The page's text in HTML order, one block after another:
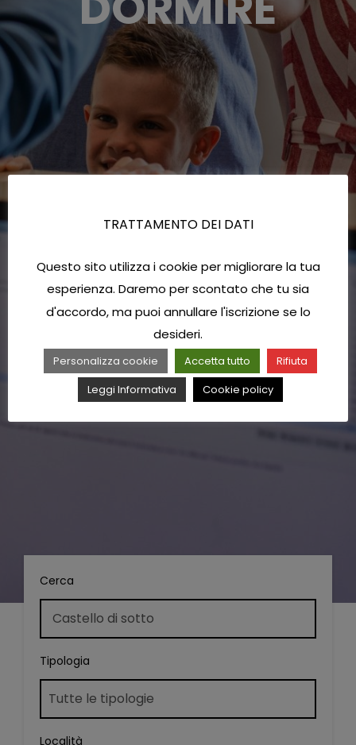
Cerca
Tipologia
Località
TRATTAMENTO DEI DATI
Questo sito utilizza i cookie per migliorare la tua
esperienza. Daremo per scontato che tu sia
d'accordo, ma puoi annullare l'iscrizione se lo
desideri.
Personalizza cookie Accetta tutto
Rifiuta
Leggi Informativa
Cookie policy